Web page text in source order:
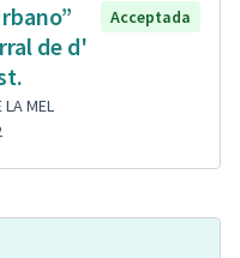
de d'
Acceptada
LA MEL